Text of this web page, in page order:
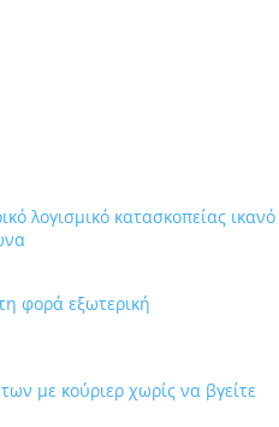
λογισμικό κατασκοπείας ικανό
φορά εξωτερική
με κούριερ χωρίς να βγείτε